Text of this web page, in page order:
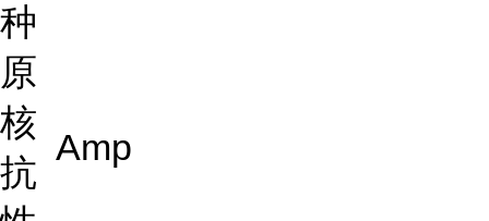
种
原
核
抗
Amp